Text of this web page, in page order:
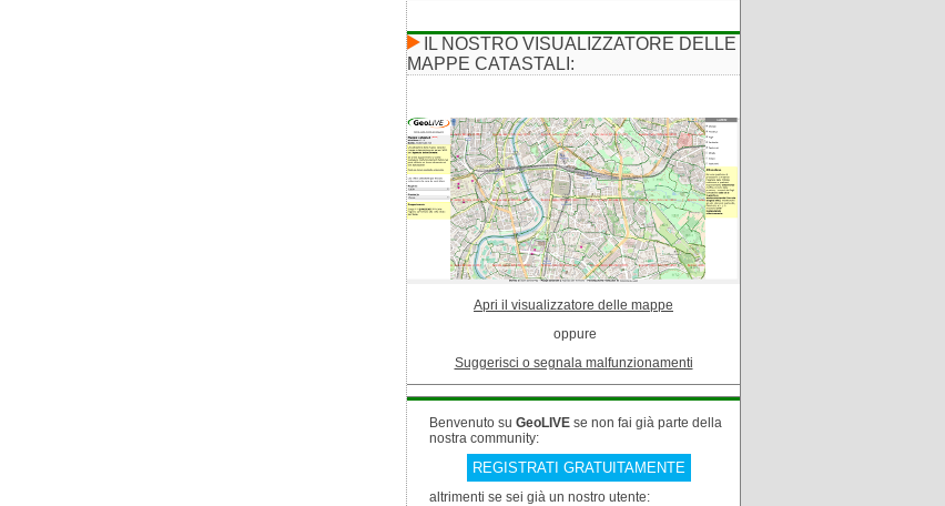
IL NOSTRO VISUALIZZATORE DELLE
MAPPE CATASTALI:
Apri il visualizzatore delle mappe
oppure
Suggerisci o segnala malfunzionamenti
Benvenuto su GeoLIVE se non fai già parte della
nostra community:
REGISTRATI GRATUITAMENTE
altrimenti se sei già un nostro utente: